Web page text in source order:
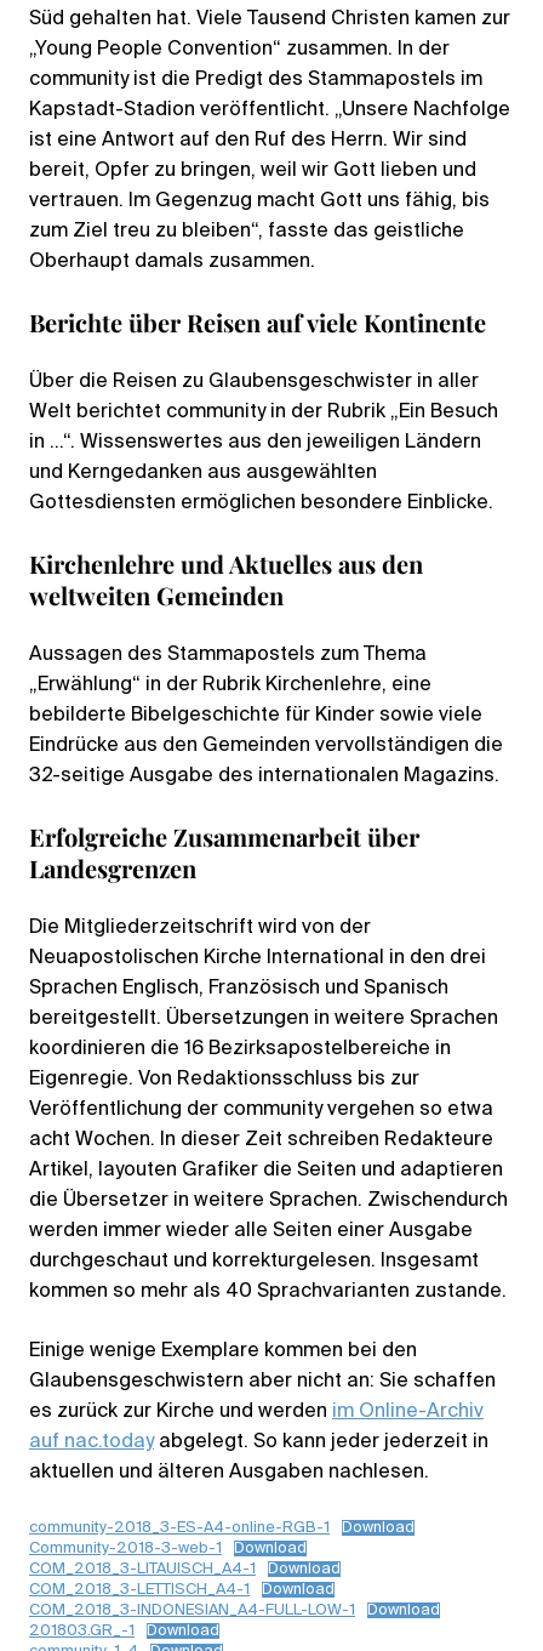
Süd gehalten hat. Viele Tausend Christen kamen zur
„Young People Convention“ zusammen. In der
community ist die Predigt des Stammapostels im
Kapstadt-Stadion veröffentlicht. „Unsere Nachfolge
ist eine Antwort auf den Ruf des Herrn. Wir sind
bereit, Opfer zu bringen, weil wir Gott lieben und
vertrauen. Im Gegenzug macht Gott uns fähig, bis
zum Ziel treu zu bleiben“, fasste das geistliche
Oberhaupt damals zusammen.
Berichte über Reisen auf viele Kontinente
Über die Reisen zu Glaubensgeschwister in aller
Welt berichtet community in der Rubrik „Ein Besuch
in …“. Wissenswertes aus den jeweiligen Ländern
und Kerngedanken aus ausgewählten
Gottesdiensten ermöglichen besondere Einblicke.
Kirchenlehre und Aktuelles aus den
weltweiten Gemeinden
Aussagen des Stammapostels zum Thema
„Erwählung“ in der Rubrik Kirchenlehre, eine
bebilderte Bibelgeschichte für Kinder sowie viele
Eindrücke aus den Gemeinden vervollständigen die
32-seitige Ausgabe des internationalen Magazins.
Erfolgreiche Zusammenarbeit über
Landesgrenzen
Die Mitgliederzeitschrift wird von der
Neuapostolischen Kirche International in den drei
Sprachen Englisch, Französisch und Spanisch
bereitgestellt. Übersetzungen in weitere Sprachen
koordinieren die 16 Bezirksapostelbereiche in
Eigenregie. Von Redaktionsschluss bis zur
Veröffentlichung der community vergehen so etwa
acht Wochen. In dieser Zeit schreiben Redakteure
Artikel, layouten Grafiker die Seiten und adaptieren
die Übersetzer in weitere Sprachen. Zwischendurch
werden immer wieder alle Seiten einer Ausgabe
durchgeschaut und korrekturgelesen. Insgesamt
kommen so mehr als 40 Sprachvarianten zustande.
Einige wenige Exemplare kommen bei den
Glaubensgeschwistern aber nicht an: Sie schaffen
es zurück zur Kirche und werden im Online-Archiv
auf nac.todayabgelegt. So kann jeder jederzeit in
aktuellen und älteren Ausgaben nachlesen.
community-2018_3-ES-A4-online-RGB-1
Download
Community-2018-3-web-1
Download
COM_2018_3-LITAUISCH_A4-1
Download
COM_2018_3-LETTISCH_A4-1
Download
COM_2018_3-INDONESIAN_A4-FULL-LOW-1
Download
201803.GR_-1
Download